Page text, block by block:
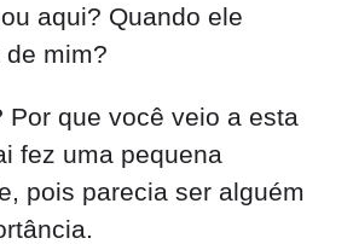
aqui? Quando ele
de mim?
Por que você veio a esta
fez uma pequena
pois parecia ser alguém